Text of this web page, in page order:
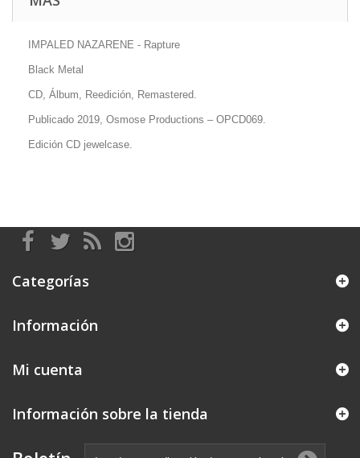
IMPALED NAZARENE - Rapture
Black Metal
CD, Álbum, Reedición, Remastered.
Publicado 2019, Osmose Productions – OPCD069
Edición CD jewelcase.
Categorías
Información
Mi cuenta
Información sobre la tienda